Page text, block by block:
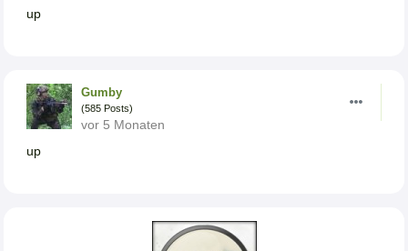
up
Gumby
(585 Posts)
vor 5 Monaten
up